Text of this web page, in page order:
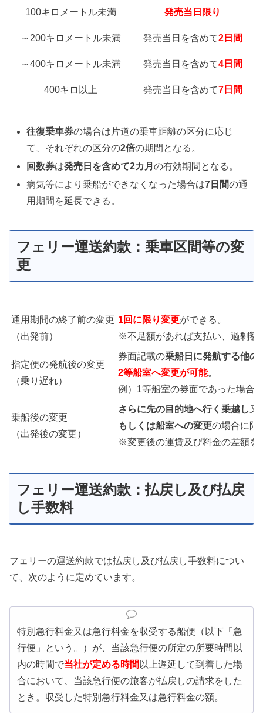
100キロメートル未満 発売当日限り
～200キロメートル未満 発売当日を含めて2日間
～400キロメートル未満 発売当日を含めて4日間
400キロ以上 発売当日を含めて7日間
往復乗車券の場合は片道の乗車距離の区分に応じ
て、それぞれの区分の2倍の期間となる。
回数券は発売日を含めて2カ月の有効期間となる。
病気等により乗船ができなくなった場合は7日間の通
用期間を延長できる。
フェリー運送約款：乗車区間等の変
更
通用期間の終了前の変更
（出発前）
1回に限り変更ができる。
※不足額があれば支払い、過剰額
指定便の発航後の変更
（乗り遅れ）
券面記載の乗船日に発航する他の
2等船室へ変更が可能。
例）1等船室の券面であった場合
乗船後の変更
（出発後の変更）
さらに先の目的地へ行く乗越し 又
もしくは船室への変更の場合に限
※変更後の運賃及び料金の差額を
フェリー運送約款：払戻し及び払戻
し手数料
フェリーの運送約款では払戻し及び払戻し手数料につい
て、次のように定めています。
特別急行料金又は急行料金を収受する船便（以下「急
行便」という。）が、当該急行便の所定の所要時間以
内の時間で当社が定める時間 以上遅延して到着した場
合において、当該急行便の旅客が払戻しの請求をした
とき。収受した特別急行料金又は急行料金の額。